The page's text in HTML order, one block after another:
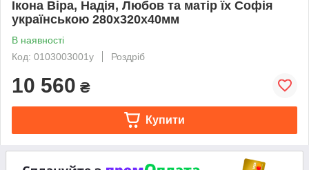
Ікона Віра, Надія, Любов та матір їх Софія
українською 280x320x40мм
В наявності
Код: 0103003001y
Роздріб
10 560 ₴
Купити